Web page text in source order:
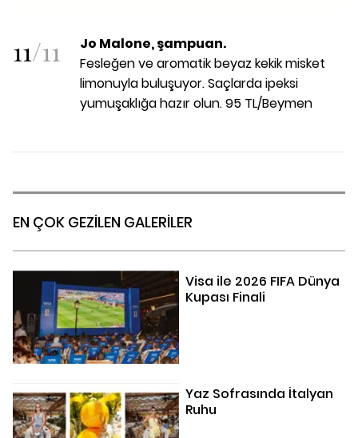
11/11
Jo Malone, şampuan.
Fesleğen ve aromatik beyaz kekik misket
limonuyla buluşuyor. Saçlarda ipeksi
yumuşaklığa hazır olun. 95 TL/Beymen
EN ÇOK GEZİLEN GALERİLER
Visa ile 2026 FIFA Dünya
Kupası Finali
Yaz Sofrasında İtalyan
Ruhu